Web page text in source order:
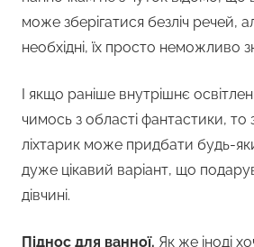
може зберігатися безліч речей,
необхідні, їх просто неможливо
І якщо раніше внутрішнє
чимось з області фантастики, то
ліхтарик може придбати будь-
дуже цікавий варіант, що
дівчині.
Піднос для ванної. Як же іноді